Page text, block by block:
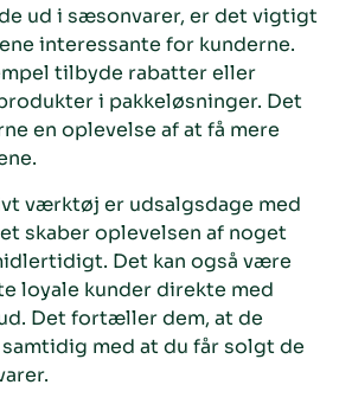
ud i sæsonvarer, er det vigtigt
interessante for kunderne.
tilbyde rabatter eller
i pakkeløsninger. Det
en oplevelse af at få mere
værktøj er udsalgsdage med
skaber oplevelsen af noget
Det kan også være
loyale kunder direkte med
Det fortæller dem, at de
med at du får solgt de